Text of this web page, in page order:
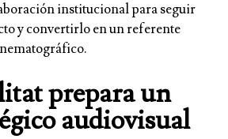
institucional para seguir
y convertirlo en un referente
prepara un
audiovisual